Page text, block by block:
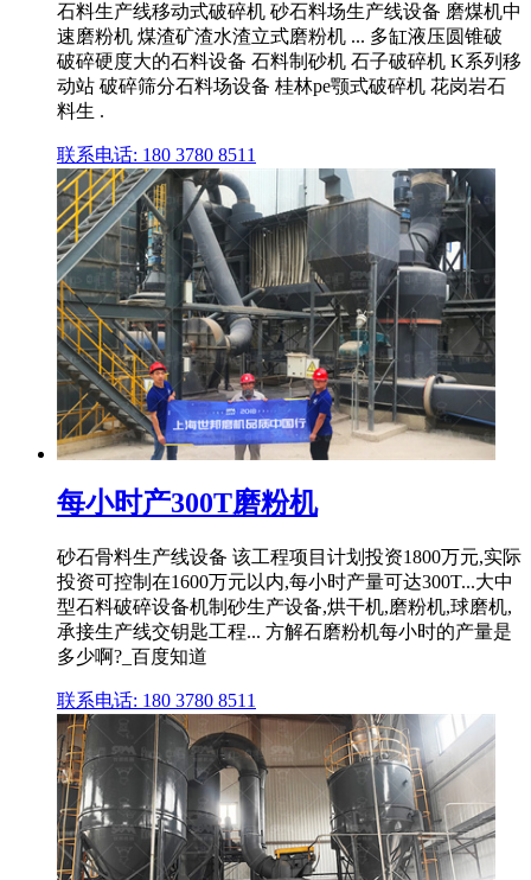
石料生产线移动式破碎机 砂石料场生产线设备 磨煤机中
速磨粉机 煤渣矿渣水渣立式磨粉机 ... 多缸液压圆锥破
破碎硬度大的石料设备 石料制砂机 石子破碎机 K系列移
动站 破碎筛分石料场设备 桂林pe颚式破碎机 花岗岩石
料生 .
联系电话: 180 3780 8511
每小时产300T磨粉机
砂石骨料生产线设备 该工程项目计划投资1800万元,实际
投资可控制在1600万元以内,每小时产量可达300T...大中
型石料破碎设备机制砂生产设备,烘干机,磨粉机,球磨机,
承接生产线交钥匙工程... 方解石磨粉机每小时的产量是
多少啊?_百度知道
联系电话: 180 3780 8511